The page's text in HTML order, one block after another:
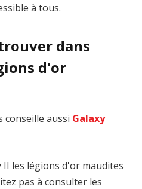
à tous.
dans
d'or
conseille aussi Galaxy
II les légions d'or maudites
pas à consulter les